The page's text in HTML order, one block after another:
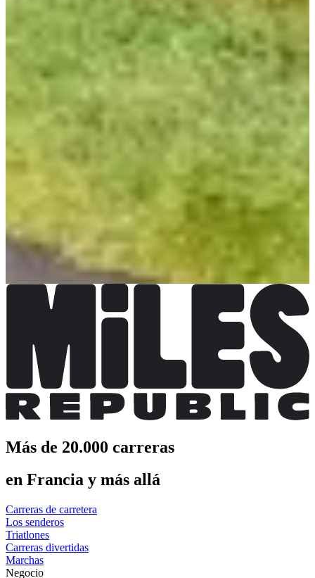
Fechas de inscripción
Aún sin comunicar
Organizador
Elige una carrera
Parcours 81,4kmFecha por confirmar
Parcours 61,2kmFecha por confirmar
Fecha por confirmar
Más de 20.000 carreras
en Francia y más allá
Carreras de carretera
Los senderos
Triatlones
Carreras divertidas
Marchas
Negocio